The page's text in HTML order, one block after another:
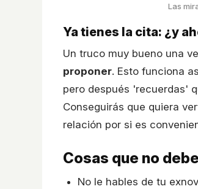
Las
Ya tienes la cita: ¿y
Un truco muy bueno una
proponer. Esto funciona
pero después 'recuerdas'
Conseguirás que quiera
relación por si es
Cosas que no
No le hables de tu